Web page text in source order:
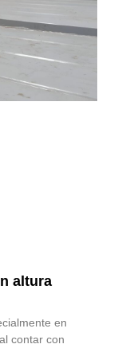
altura
en
contar con